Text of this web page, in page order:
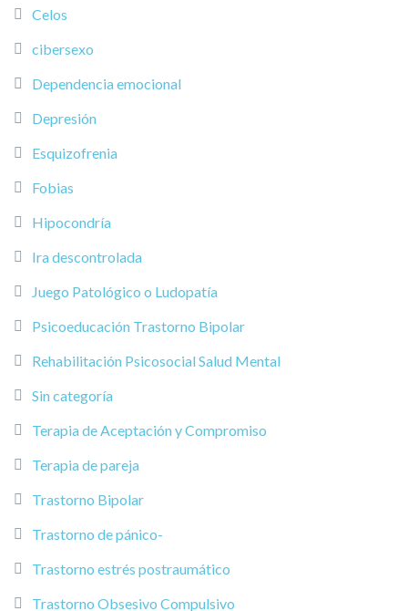
Celos
cibersexo
Dependencia emocional
Depresión
Esquizofrenia
Fobias
Hipocondría
Ira descontrolada
Juego Patológico o Ludopatía
Psicoeducación Trastorno Bipolar
Rehabilitación Psicosocial Salud Mental
Sin categoría
Terapia de Aceptación y Compromiso
Terapia de pareja
Trastorno Bipolar
Trastorno de pánico-
Trastorno estrés postraumático
Trastorno Obsesivo Compulsivo